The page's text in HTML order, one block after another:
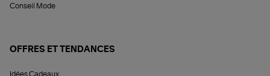
Conseil Mode
OFFRES ET TENDANCES
Idées Cadeaux